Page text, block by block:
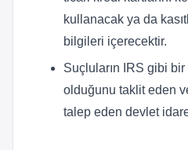
kullanacak ya da
bilgileri içerecektir.
Suçluların IRS gibi
olduğunu taklit eden
talep eden devlet